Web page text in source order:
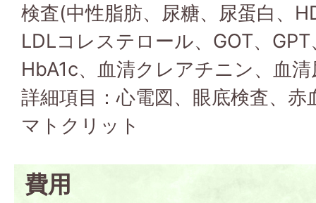
検査(中性脂肪、尿糖、尿蛋白、
LDLコレステロール、GOT、
HbA1c、血清クレアチニン、血
詳細項目：心電図、眼底検査、赤
マトクリット
費用